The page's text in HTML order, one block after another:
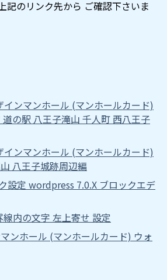
記のリンク先から ご確認下さいま
インマンホール (マンホールカード)
の駅 八王子滝山 千人町 西八王子
インマンホール (マンホールカード)
八王子城跡周辺編
設定 wordpress 7.0.X ブロックエデ
内の文字 左上寄せ 設定
ンホール (マンホールカード) ウォ